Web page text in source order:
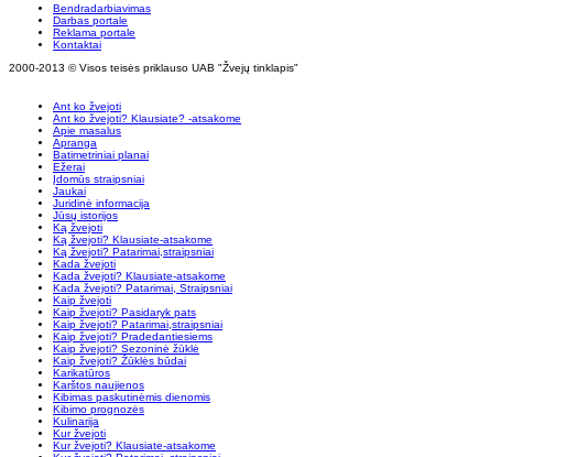
Bendradarbiavimas
Darbas portale
Reklama portale
Kontaktai
2000-2013 © Visos teisės priklauso UAB "Žvejų tinklapis"
Ant ko žvejoti
Ant ko žvejoti? Klausiate? -atsakome
Apie masalus
Apranga
Batimetriniai planai
Ežerai
Įdomūs straipsniai
Jaukai
Juridinė informacija
Jūsų istorijos
Ką žvejoti
Ką žvejoti? Klausiate-atsakome
Ką žvejoti? Patarimai,straipsniai
Kada žvejoti
Kada žvejoti? Klausiate-atsakome
Kada žvejoti? Patarimai, Straipsniai
Kaip žvejoti
Kaip žvejoti? Pasidaryk pats
Kaip žvejoti? Patarimai,straipsniai
Kaip žvejoti? Pradedantiesiems
Kaip žvejoti? Sezoninė žūklė
Kaip žvejoti? Žūklės būdai
Karikatūros
Karštos naujienos
Kibimas paskutinėmis dienomis
Kibimo prognozės
Kulinarija
Kur žvejoti
Kur žvejoti? Klausiate-atsakome